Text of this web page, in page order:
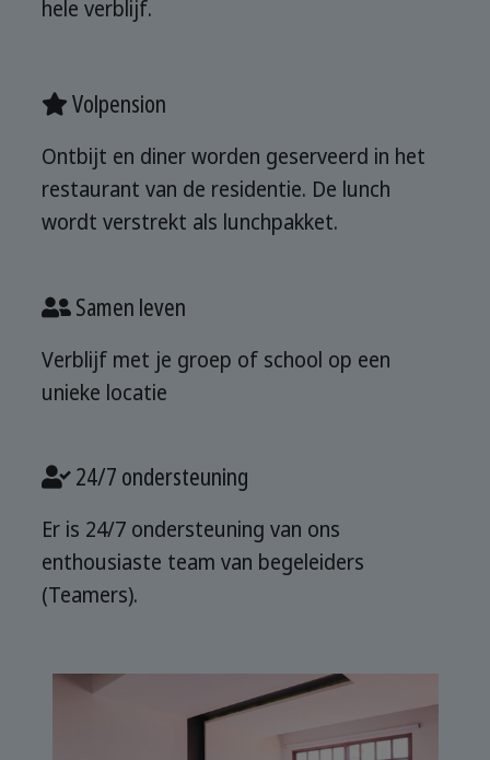
hele verblijf.
Volpension
Ontbijt en diner worden geserveerd in het
restaurant van de residentie. De lunch
wordt verstrekt als lunchpakket.
Samen leven
Verblijf met je groep of school op een
unieke locatie
24/7 ondersteuning
Er is 24/7 ondersteuning van ons
enthousiaste team van begeleiders
(Teamers).